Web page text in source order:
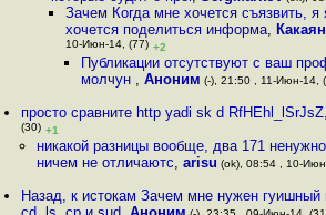
Зачем Когда мне хочется съязвить,
хочется поделиться информа,
10-Июн-14, (77) +2
Публикации отсутствуют c ваш
молчун , Аноним (-), 21:50 , 11-Июн-14,
просто сравните http yadi sk d RfHEhl_lSrJsZ,
(30) +1
никакой разницы вообще, два 171
ничем не отличаютс, arisu (ok), 08:54 , 10-
Назад, к истокам Зачем мне нужен